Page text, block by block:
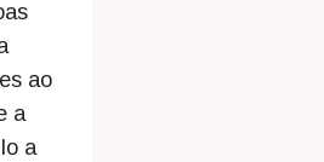
ao
a
a